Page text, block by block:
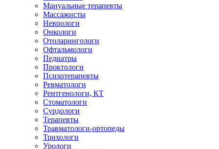
Мануальные терапевты
Массажисты
Неврологи
Онкологи
Отоларингологи
Офтальмологи
Педиатры
Проктологи
Психотерапевты
Ревматологи
Рентгенологи, КТ
Стоматологи
Сурдологи
Терапевты
Травматологи-ортопеды
Трихологи
Урологи